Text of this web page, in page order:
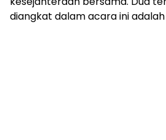
diangkat dalam acara ini